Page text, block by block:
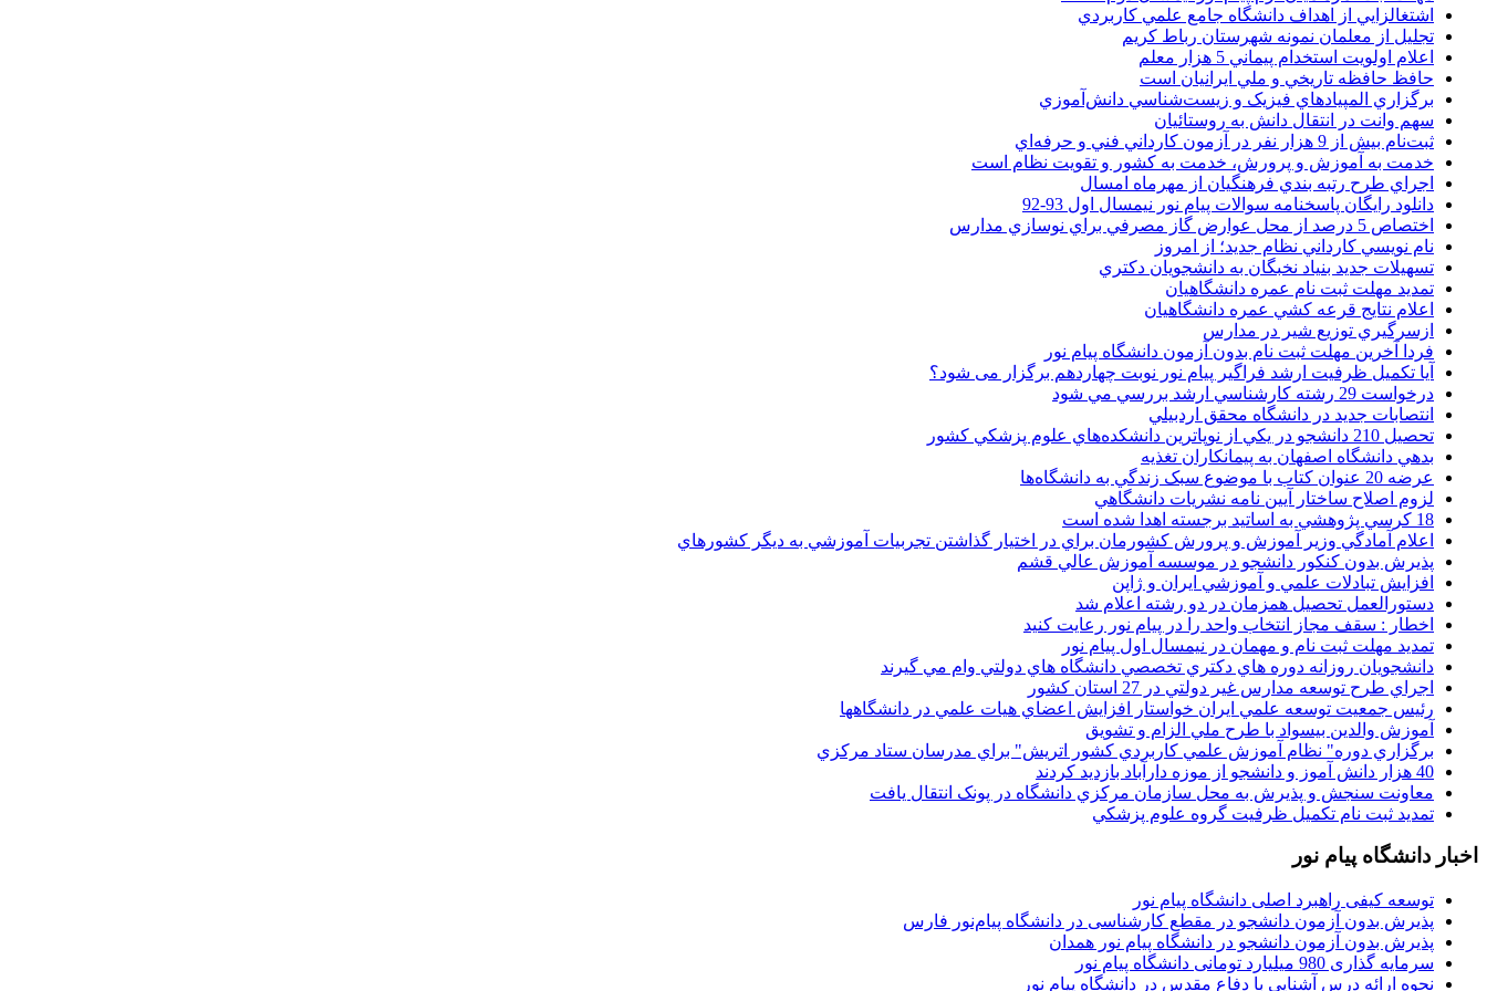
اشتغالزايي از اهداف دانشگاه جامع علمي کاربردي
تجليل از معلمان نمونه شهرستان رباط کريم
اعلام اولويت استخدام پيماني 5 هزار معلم
حافظ حافظه تاريخي و ملي ايرانيان است
برگزاري المپيادهاي فيزيک و زيست‌شناسي دانش‌آموزي
سهم وانت در انتقال دانش به روستائيان
ثبت‌نام بيش از 9 هزار نفر در آزمون کارداني فني و حرفه‌اي
خدمت به آموزش و پرورش، خدمت به کشور و تقويت نظام است
اجراي طرح رتبه بندي فرهنگيان از مهرماه امسال
دانلود رایگان پاسخنامه سوالات پیام نور نیمسال اول 93-92
اختصاص 5 درصد از محل عوارض گاز مصرفي براي نوسازي مدارس
نام نويسي کارداني نظام جديد؛ از امروز
تسهيلات جديد بنياد نخبگان به دانشجويان دکتري
تمديد مهلت ثبت نام عمره دانشگاهيان
اعلام نتايج قرعه کشي عمره دانشگاهيان
ازسرگيري توزيع شير در مدارس
فردا آخرین مهلت ثبت نام بدون آزمون دانشگاه پیام نور
آیا تکمیل ظرفیت ارشد فراگیر پیام نور نوبت چهاردهم برگزار می شود؟
درخواست 29 رشته کارشناسي ارشد بررسي مي شود
انتصابات جديد در دانشگاه محقق اردبيلي
تحصيل 210 دانشجو در يکي از نوپاترين دانشکده‌هاي علوم پزشکي کشور
بدهي دانشگاه اصفهان به پيمانکاران تغذيه
عرضه 20 عنوان کتاب با موضوع سبک زندگي به دانشگاه‌ها
لزوم اصلاح ساختار آيين نامه نشريات دانشگاهي
18 کرسي پژوهشي به اساتيد برجسته اهدا شده است
اعلام آمادگي وزير آموزش و پرورش کشورمان براي در اختيار گذاشتن تجربيات آموزشي به ديگر کشورهاي
پذيرش بدون کنکور دانشجو در موسسه آموزش عالي قشم
افزايش تبادلات علمي و آموزشي ايران و ژاپن
دستورالعمل تحصیل همزمان در دو رشته اعلام شد
اخطار : سقف مجاز انتخاب واحد را در پیام نور رعایت کنید
تمدید مهلت ثبت نام و مهمان در نیمسال اول پیام نور
دانشجويان روزانه دوره هاي دكتري تخصصي دانشگاه هاي دولتي وام مي گيرند
اجراي طرح توسعه مدارس غير دولتي در 27 استان کشور
رئيس جمعيت توسعه علمي ايران خواستار افزايش اعضاي هيات علمي در دانشگاهها
آموزش والدين بيسواد با طرح ملي الزام و تشويق
برگزاري دوره" نظام آموزش علمي كاربردي كشور اتريش" براي مدرسان ستاد مرکزي
40 هزار دانش آموز و دانشجو از موزه دارآباد بازديد کردند
معاونت سنجش و پذيرش به محل سازمان مرکزي دانشگاه در پونک انتقال يافت
تمديد ثبت نام تکميل ظرفيت گروه علوم پزشکي
اخبار دانشگاه پیام نور
توسعه کیفی راهبرد اصلی دانشگاه پیام نور
پذیرش بدون آزمون دانشجو در مقطع کارشناسی در دانشگاه پیام‌نور فارس
پذیرش بدون آزمون دانشجو در دانشگاه پیام نور همدان
سرمایه گذاری 980 میلیارد تومانی دانشگاه پیام نور
نحوه ارائه درس آشنایی با دفاع مقدس در دانشگاه پیام نور